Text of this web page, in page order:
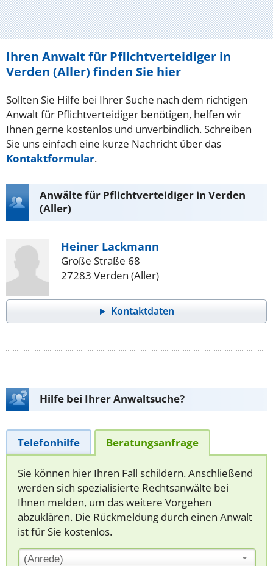
Ihren Anwalt für Pflichtverteidiger in
Verden (Aller) finden Sie hier
Sollten Sie Hilfe bei Ihrer Suche nach dem richtigen
Anwalt für Pflichtverteidiger benötigen, helfen wir
Ihnen gerne kostenlos und unverbindlich. Schreiben
Sie uns einfach eine kurze Nachricht über das
Kontaktformular.
Anwälte für Pflichtverteidiger in Verden
(Aller)
Heiner Lackmann
Große Straße 68
27283 Verden (Aller)
Kontaktdaten
Hilfe bei Ihrer Anwaltsuche?
Telefonhilfe Beratungsanfrage
Sie können hier Ihren Fall schildern. Anschließend
werden sich spezialisierte Rechtsanwälte bei
Ihnen melden, um das weitere Vorgehen
abzuklären. Die Rückmeldung durch einen Anwalt
ist für Sie kostenlos.
(Anrede)